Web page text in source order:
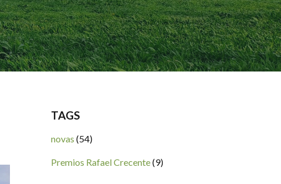
TAGS
novas (54)
Premios Rafael Crecente(9)